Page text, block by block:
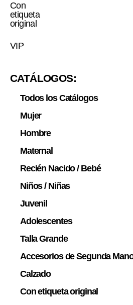
Con
etiqueta
original
VIP
CATÁLOGOS:
Todos los Catálogos
Mujer
Hombre
Maternal
Recién Nacido / Bebé
Niños / Niñas
Juvenil
Adolescentes
Talla Grande
Accesorios de Segunda
Calzado
Con etiqueta original